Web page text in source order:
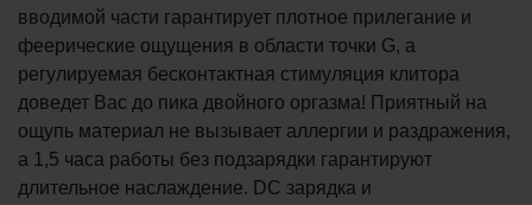
вводимой части гарантирует плотное прилегание и
феерические ощущения в области точки G, а
регулируемая бесконтактная стимуляция клитора
доведет Вас до пика двойного оргазма! Приятный на
ощупь материал не вызывает аллергии и раздражения,
а 1,5 часа работы без подзарядки гарантируют
длительное наслаждение. DC зарядка и